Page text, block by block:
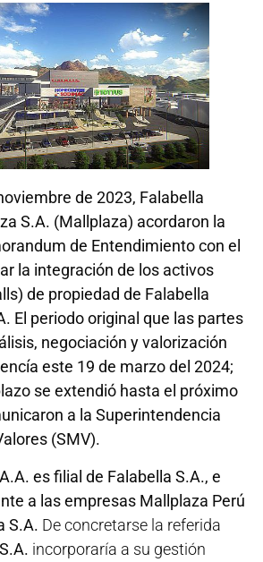
de 2023, Falabella
S.A. (Mallplaza) acordaron la
de Entendimiento con el
la integración de los activos
de propiedad de Falabella
El periodo original que las partes
negociación y valorización
este 19 de marzo del 2024;
se extendió hasta el próximo
a la Superintendencia
(SMV).
es filial de Falabella S.A., e
a las empresas Mallplaza Perú
S.A. De concretarse la referida
incorporaría a su gestión